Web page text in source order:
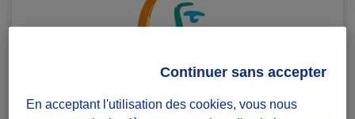
SNC Niort lutte contre le chômage et l’exclusion grâce
En acceptant l'utilisation des cookies, vous nous
Continuer sans accepter